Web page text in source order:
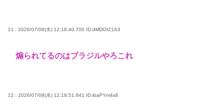
11 : 2026/07/08(水) 12:18:40.700 ID:dMDOI21A3
煽られてるのはブラジルやろこれ
12 : 2026/07/08(水) 12:18:51.841 ID:ibaPYm4s6